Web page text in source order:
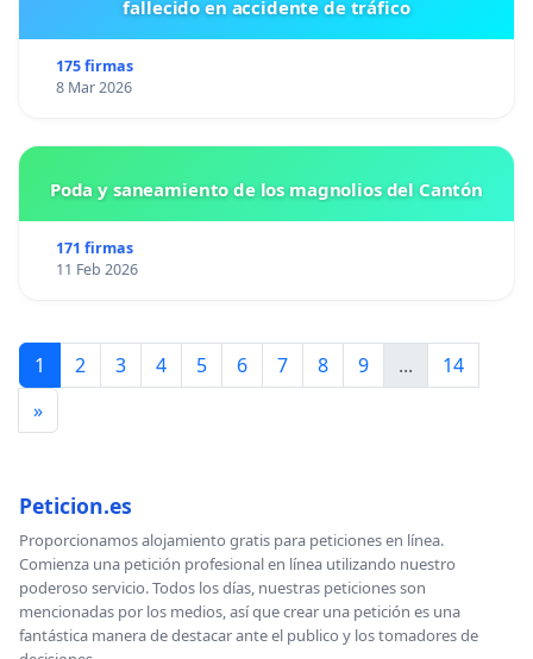
fallecido en accidente de tráfico
175 firmas
8 Mar 2026
Poda y saneamiento de los magnolios del Cantón
171 firmas
11 Feb 2026
1 2 3 4 5 6 7 8 9 ...
14
»
Peticion.es
Proporcionamos alojamiento gratis para peticiones en línea.
Comienza una petición profesional en línea utilizando nuestro
poderoso servicio. Todos los días, nuestras peticiones son
mencionadas por los medios, así que crear una petición es una
fantástica manera de destacar ante el publico y los tomadores de